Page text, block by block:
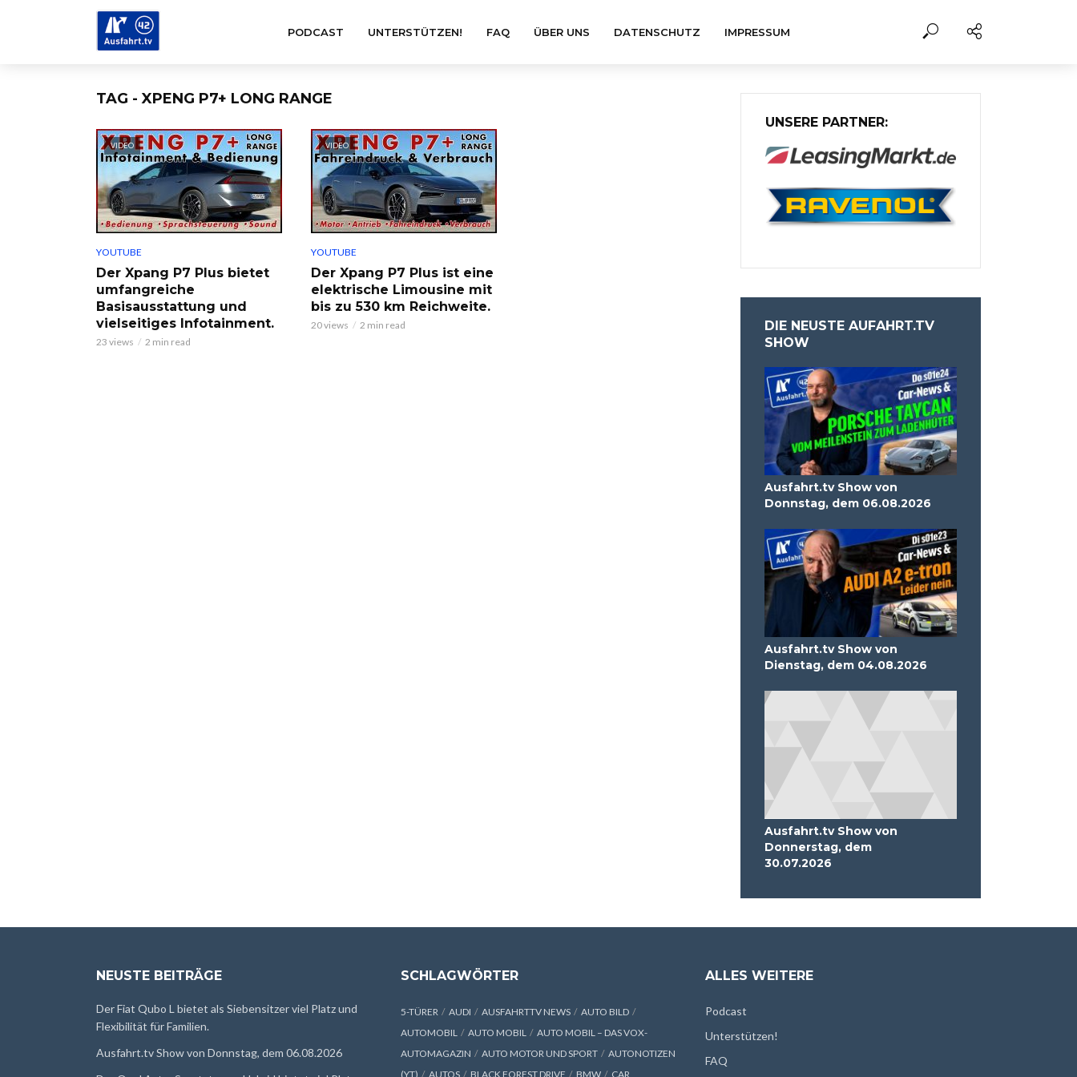
PODCAST UNTERSTÜTZEN! FAQ ÜBER UNS DATENSCHUTZ IMPRESSUM
TAG - XPENG P7+ LONG RANGE
VIDEO
YOUTUBE
Der Xpang P7 Plus bietet
umfangreiche
Basisausstattung und
vielseitiges Infotainment.
23 views 2 min read
VIDEO
YOUTUBE
Der Xpang P7 Plus ist eine
elektrische Limousine mit
bis zu 530 km Reichweite.
20 views 2 min read
UNSERE PARTNER:
DIE NEUSTE AUFAHRT.TV
SHOW
Ausfahrt.tv Show von
Donnstag, dem 06.08.2026
Ausfahrt.tv Show von
Dienstag, dem 04.08.2026
Ausfahrt.tv Show von
Donnerstag, dem
30.07.2026
NEUSTE BEITRÄGE
Der Fiat Qubo L bietet als Siebensitzer viel Platz und
Flexibilität für Familien.
Ausfahrt.tv Show von Donnstag, dem 06.08.2026
SCHLAGWÖRTER
5-TÜRER AUDI AUSFAHRTTV NEWS
AUTO BILD
AUTOMOBIL
AUTO MOBIL
AUTO MOBIL – DAS VOX-
AUTOMAGAZIN
AUTO MOTOR UND SPORT
AUTONOTIZEN
(YT)
AUTOS BLACK FOREST DRIVE BMW CAR
ALLES WEITERE
Podcast
Unterstützen!
FAQ